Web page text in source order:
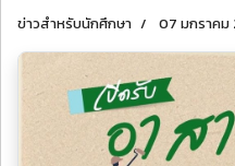
ข่าวสำหรับนักศึกษา 07 มกราคม